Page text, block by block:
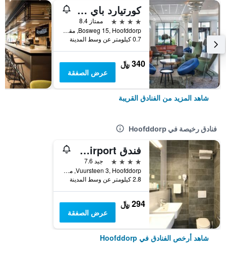
كورتيارد باي ماريوت أمستردام إيربورت
4 نجوم
ممتاز 8.4
Bosweg 15, Hoofddorp, مقاطعة شمال هولندا, هولندا
0.7 كيلومتر عن وسط المدينة
340 ﷼
عرض الصفقة
شاهد المزيد من الفنادق القريبة
فنادق رخيصة في Hoofddorp
فندق Bastion Amsterdam Airport
4 نجوم
جيد 7.6
Vuursteen 3, Hoofddorp, مقاطعة شمال هولندا, هولندا
2.8 كيلومتر عن وسط المدينة
294 ﷼
عرض الصفقة
شاهد أرخص الفنادق في Hoofddorp